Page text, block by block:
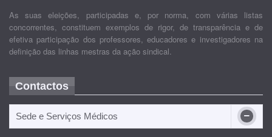
As suas eleições, participadas e, por norma, com várias listas
concorrentes, constituem exemplos de rigor, de transparência e de
efetiva participação dos professores, educadores e investigadores na
definição das linhas mestras da ação sindical.
Contactos
Sede e Serviços Médicos